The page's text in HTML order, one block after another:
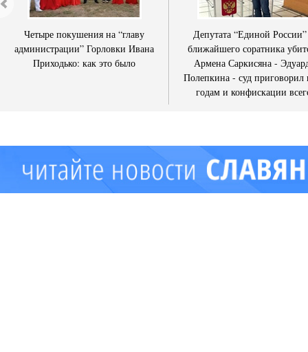
Четыре покушения на “главу
администрации” Горловки Ивана
Приходько: как это было
Депутата “Единой
ближайшего соратника
Армена Саркисяна -
Полепкина - суд приговорил
годам и конфискации